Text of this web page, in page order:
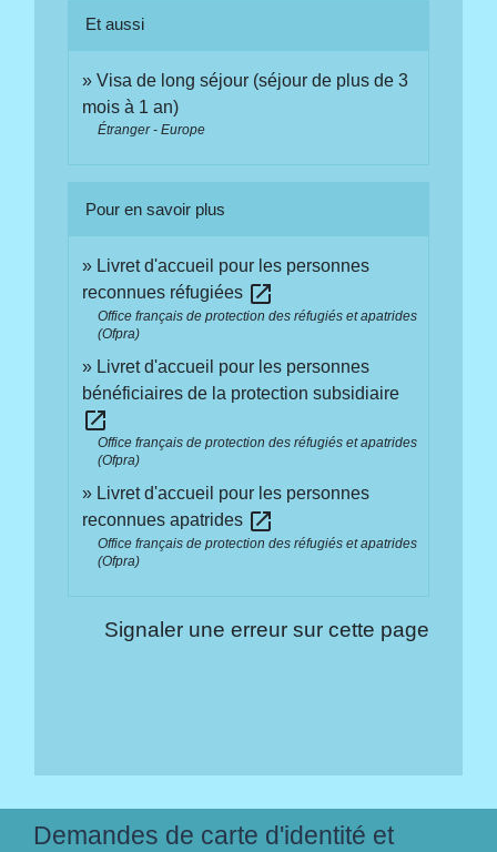
Et aussi
Visa de long séjour (séjour de plus de 3
mois à 1 an)
Étranger - Europe
Pour en savoir plus
Livret d'accueil pour les personnes
reconnues réfugiées open_in_new
Office français de protection des réfugiés et apatrides
(Ofpra)
Livret d'accueil pour les personnes
bénéficiaires de la protection subsidiaire
open_in_new
Office français de protection des réfugiés et apatrides
(Ofpra)
Livret d'accueil pour les personnes
reconnues apatrides open_in_new
Office français de protection des réfugiés et apatrides
(Ofpra)
Signaler une erreur sur cette page
Demandes de carte d'identité et